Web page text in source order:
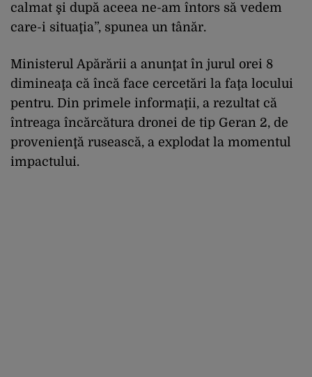
calmat şi după aceea ne-am întors să vedem
care-i situaţia”, spunea un tânăr.
Ministerul Apărării a anunţat în jurul orei 8
dimineaţa că încă face cercetări la faţa locului
pentru. Din primele informaţii, a rezultat că
întreaga încărcătura dronei de tip Geran 2, de
provenienţă rusească, a explodat la momentul
impactului.